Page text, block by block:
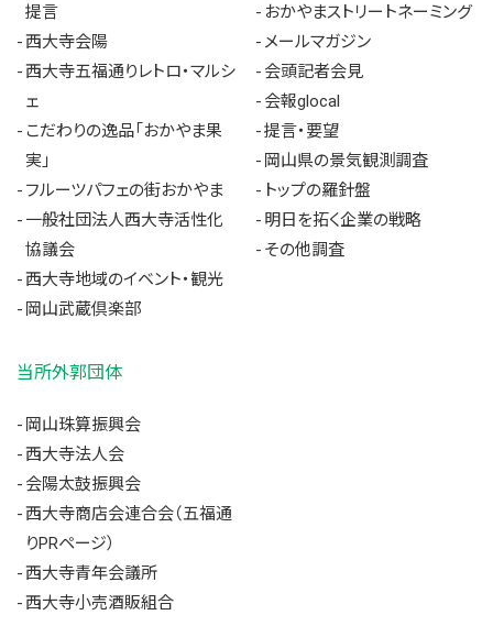
提言
西大寺会陽
西大寺五福通りレトロ・マルシ
ェ
こだわりの逸品「おかやま果
実」
フルーツパフェの街おかやま
一般社団法人西大寺活性化
協議会
西大寺地域のイベント・観光
岡山武蔵倶楽部
おかやまストリートネーミング
メールマガジン
会頭記者会見
会報glocal
提言・要望
岡山県の景気観測調査
トップの羅針盤
明日を拓く企業の戦略
その他調査
当所外郭団体
岡山珠算振興会
西大寺法人会
会陽太鼓振興会
西大寺商店会連合会（五福通
りPRページ）
西大寺青年会議所
西大寺小売酒販組合